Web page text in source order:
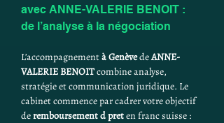
avec ANNE-VALERIE BENOIT :
de l’analyse à la négociation
L’accompagnement à Genève de ANNE-
VALERIE BENOIT combine analyse,
stratégie et communication juridique. Le
cabinet commence par cadrer votre objectif
de remboursement d pret en franc suisse :